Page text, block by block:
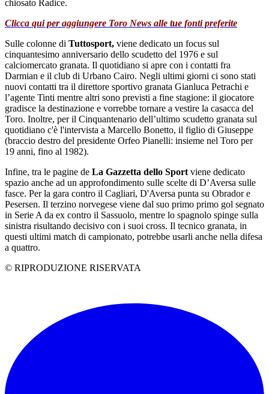
chiosato Radice.
Clicca qui per aggiungere Toro News alle tue fonti preferite
Sulle colonne di Tuttosport, viene dedicato un focus sul
cinquantesimo anniversario dello scudetto del 1976 e sul
calciomercato granata. Il quotidiano si apre con i contatti fra
Darmian e il club di Urbano Cairo. Negli ultimi giorni ci sono stati
nuovi contatti tra il direttore sportivo granata Gianluca Petrachi e
l’agente Tinti mentre altri sono previsti a fine stagione: il giocatore
gradisce la destinazione e vorrebbe tornare a vestire la casacca del
Toro. Inoltre, per il Cinquantenario dell’ultimo scudetto granata sul
quotidiano c'è l'intervista a Marcello Bonetto, il figlio di Giuseppe
(braccio destro del presidente Orfeo Pianelli: insieme nel Toro per
19 anni, fino al 1982).
Infine, tra le pagine de La Gazzetta dello Sport viene dedicato
spazio anche ad un approfondimento sulle scelte di D’Aversa sulle
fasce. Per la gara contro il Cagliari, D'Aversa punta su Obrador e
Pesersen. Il terzino norvegese viene dal suo primo primo gol segnato
in Serie A da ex contro il Sassuolo, mentre lo spagnolo spinge sulla
sinistra risultando decisivo con i suoi cross. Il tecnico granata, in
questi ultimi match di campionato, potrebbe usarli anche nella difesa
a quattro.
© RIPRODUZIONE RISERVATA